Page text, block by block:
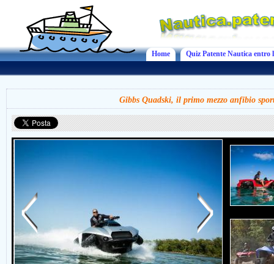
Home Quiz Patente Nautica entro
Gibbs Quadski, il primo mezzo anfibio